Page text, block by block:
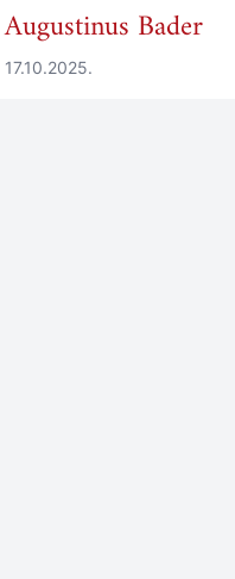
Augustinus Bader
17.10.2025.